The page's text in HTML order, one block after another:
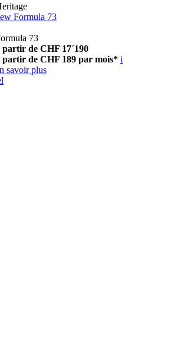
Formula 73
73
partir de CHF 17´190
partir de CHF 189 par mois* i
savoir plus